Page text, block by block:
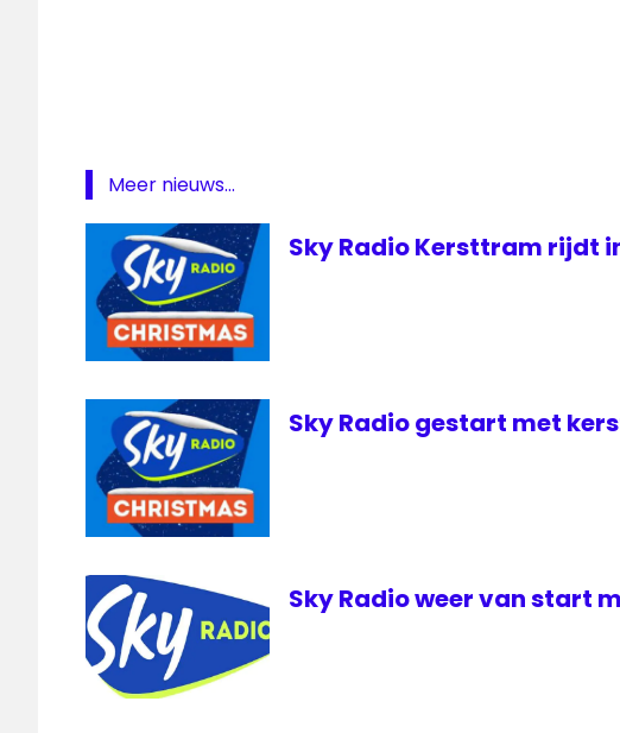
Meer nieuws...
Sky Radio Kersttram rijdt
Sky Radio gestart met
Sky Radio weer van start